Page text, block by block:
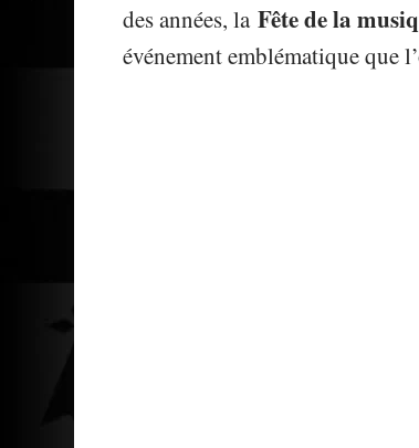
des années, laFête de la
événement emblématique que